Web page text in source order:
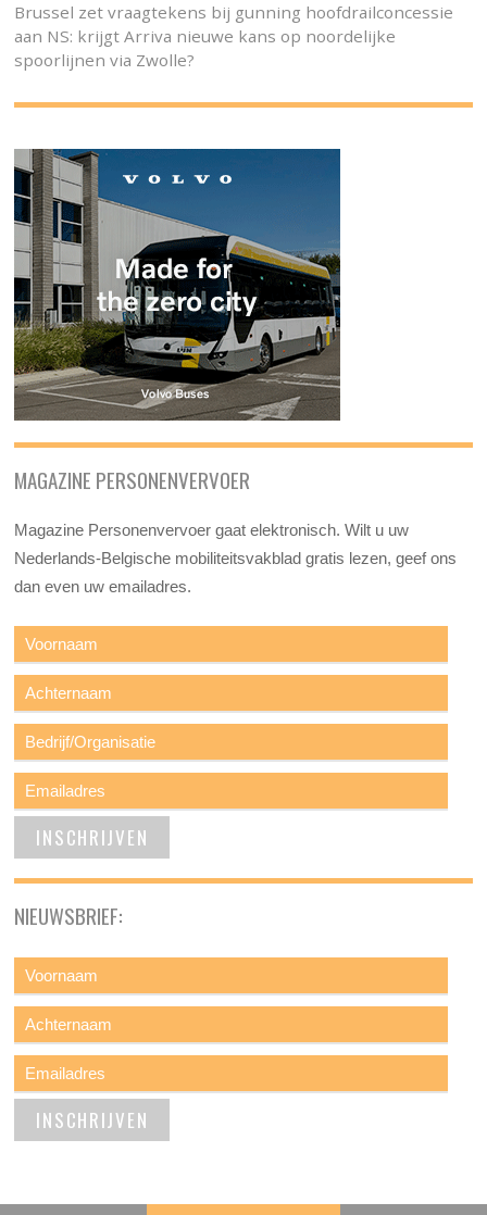
Brussel zet vraagtekens bij gunning hoofdrailconcessie
aan NS: krijgt Arriva nieuwe kans op noordelijke
spoorlijnen via Zwolle?
MAGAZINE PERSONENVERVOER
Magazine Personenvervoer gaat elektronisch. Wilt u uw
Nederlands-Belgische mobiliteitsvakblad gratis lezen, geef ons
dan even uw emailadres.
NIEUWSBRIEF: